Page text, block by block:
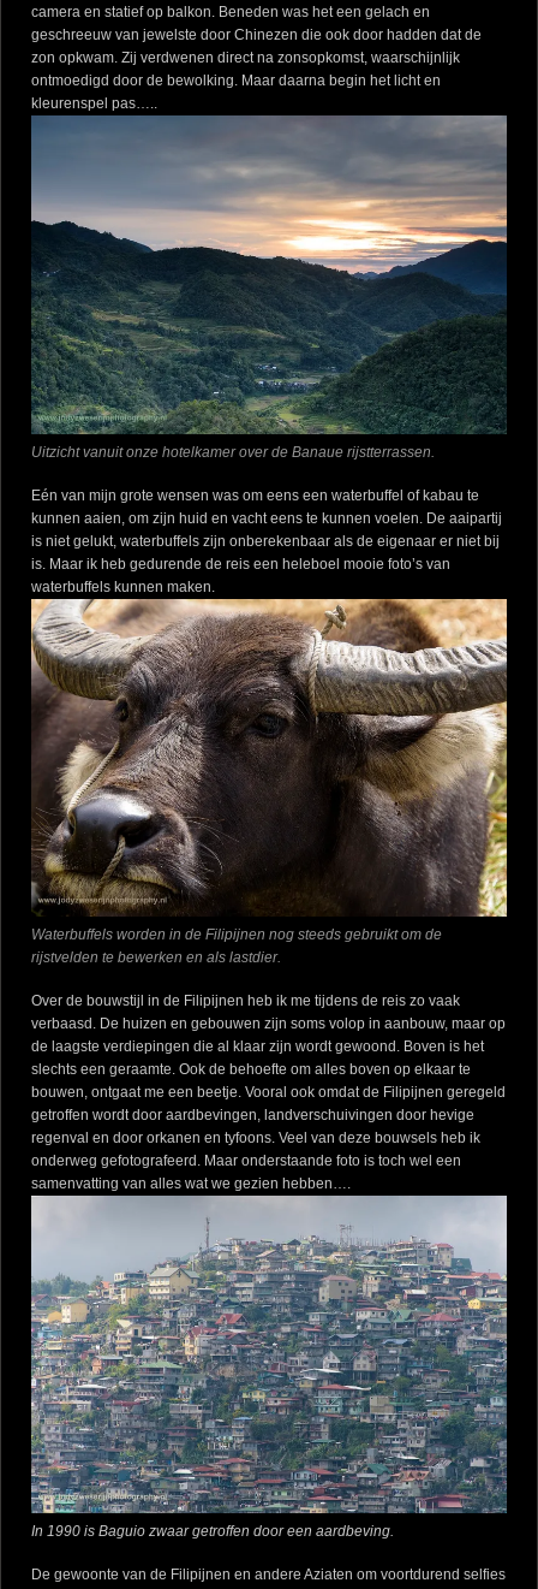
camera en statief op balkon. Beneden was het een gelach en
geschreeuw van jewelste door Chinezen die ook door hadden dat de
zon opkwam. Zij verdwenen direct na zonsopkomst, waarschijnlijk
ontmoedigd door de bewolking. Maar daarna begin het licht en
kleurenspel pas…..
Uitzicht vanuit onze hotelkamer over de Banaue rijstterrassen.
Eén van mijn grote wensen was om eens een waterbuffel of kabau te
kunnen aaien, om zijn huid en vacht eens te kunnen voelen. De aaipartij
is niet gelukt, waterbuffels zijn onberekenbaar als de eigenaar er niet bij
is. Maar ik heb gedurende de reis een heleboel mooie foto’s van
waterbuffels kunnen maken.
Waterbuffels worden in de Filipijnen nog steeds gebruikt om de
rijstvelden te bewerken en als lastdier.
Over de bouwstijl in de Filipijnen heb ik me tijdens de reis zo vaak
verbaasd. De huizen en gebouwen zijn soms volop in aanbouw, maar op
de laagste verdiepingen die al klaar zijn wordt gewoond. Boven is het
slechts een geraamte. Ook de behoefte om alles boven op elkaar te
bouwen, ontgaat me een beetje. Vooral ook omdat de Filipijnen geregeld
getroffen wordt door aardbevingen, landverschuivingen door hevige
regenval en door orkanen en tyfoons. Veel van deze bouwsels heb ik
onderweg gefotografeerd. Maar onderstaande foto is toch wel een
samenvatting van alles wat we gezien hebben….
In 1990 is Baguio zwaar getroffen door een aardbeving.
De gewoonte van de Filipijnen en andere Aziaten om voortdurend selfies